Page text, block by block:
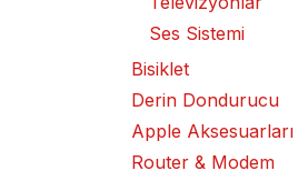
Ses Sistemi
Bisiklet
Derin Dondurucu
Apple Aksesuarları
Router & Modem